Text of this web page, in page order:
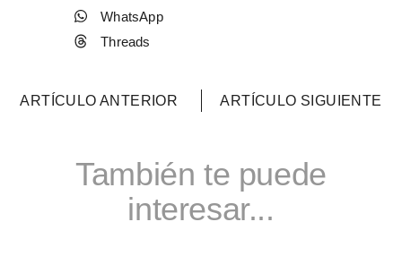
WhatsApp
Threads
ARTÍCULO ANTERIOR ARTÍCULO SIGUIENTE
También te puede
interesar...